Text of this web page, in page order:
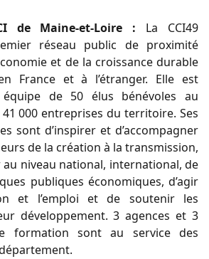
de Maine-et-Loire : La CCI49
réseau public de proximité
et de la croissance durable
France et à l’étranger. Elle est
équipe de 50 élus bénévoles au
000 entreprises du territoire. Ses
sont d’inspirer et d’accompagner
de la création à la transmission,
niveau national, international, de
publiques économiques, d’agir
et l’emploi et de soutenir les
développement. 3 agences et 3
formation sont au service des